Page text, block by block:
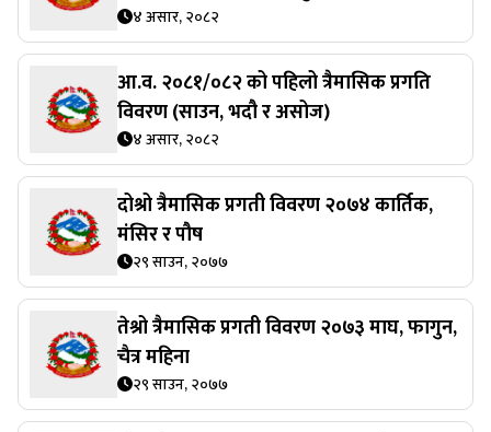
४ असार, २०८२
आ.व. २०८१/०८२ को पहिलो त्रैमासिक प्रगति
विवरण (साउन, भदौ र असोज)
४ असार, २०८२
दोश्रो त्रैमासिक प्रगती विवरण २०७४ कार्तिक,
मंसिर र पौष
२९ साउन, २०७७
तेश्रो त्रैमासिक प्रगती विवरण २०७३ माघ, फागुन,
चैत्र महिना
२९ साउन, २०७७